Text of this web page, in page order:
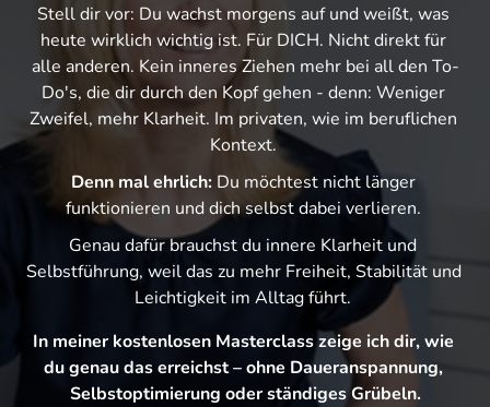
Stell dir vor: Du wachst morgens auf und weißt, was
heute wirklich wichtig ist. Für DICH. Nicht direkt für
alle anderen. Kein inneres Ziehen mehr bei all den To-
Do's, die dir durch den Kopf gehen - denn: Weniger
Zweifel, mehr Klarheit. Im privaten, wie im beruflichen
Kontext.
Denn mal ehrlich: Du möchtest nicht länger
funktionieren und dich selbst dabei verlieren.
Genau dafür brauchst du innere Klarheit und
Selbstführung, weil das zu mehr Freiheit, Stabilität und
Leichtigkeit im Alltag führt.
In meiner kostenlosen Masterclass zeige ich dir, wie
du genau das erreichst – ohne Daueranspannung,
Selbstoptimierung oder ständiges Grübeln.